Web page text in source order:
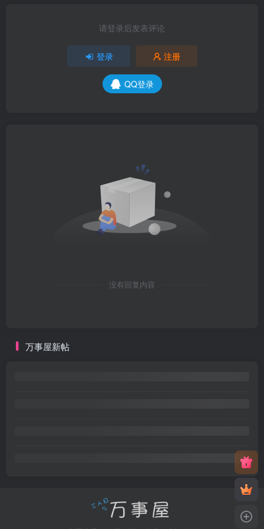
请登录后发表评论
登录 注册
QQ登录
没有回复内容
万事屋新帖